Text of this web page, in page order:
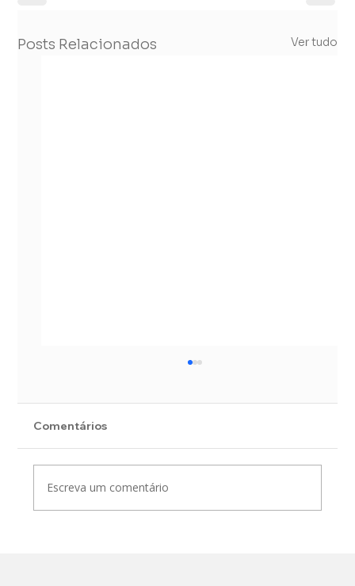
Posts Relacionados Ver tudo
Comentários
Escreva um comentário